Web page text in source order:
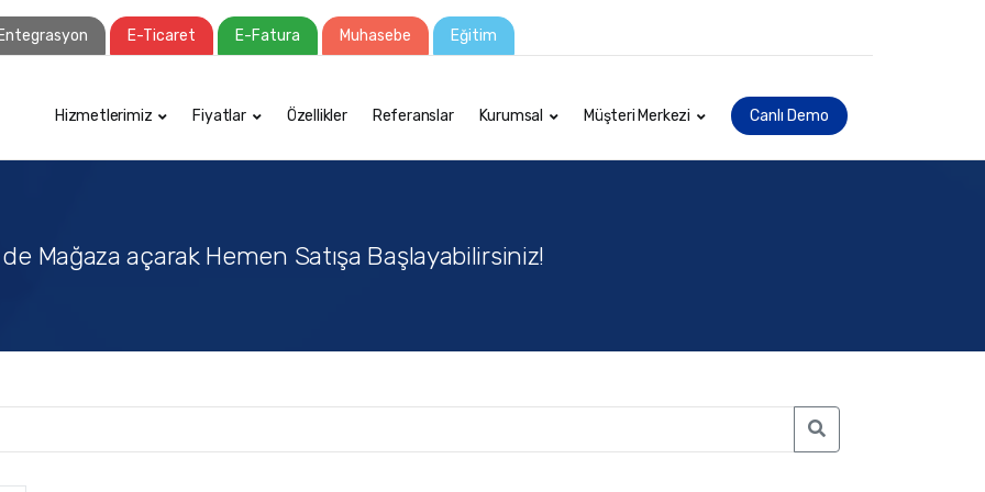
E-Ticaret E-Fatura Muhasebe Eğitim
Hizmetlerimiz Fiyatlar Özellikler Referanslar Kurumsal Müşteri Merkezi Canlı Demo
de Mağaza açarak Hemen Satışa Başlayabilirsiniz!